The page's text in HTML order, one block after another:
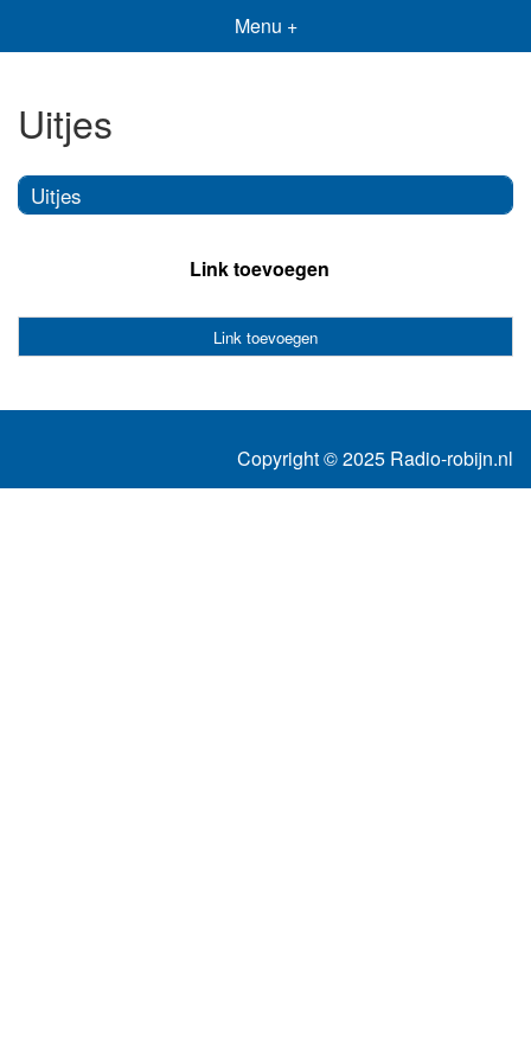
Menu +
Uitjes
Uitjes
Link toevoegen
Link toevoegen
Copyright © 2025 Radio-robijn.nl